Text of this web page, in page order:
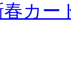
春カ